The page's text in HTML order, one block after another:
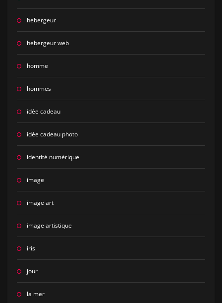
hebergeur
hebergeur web
homme
hommes
idée cadeau
idée cadeau photo
identité numérique
image
image art
image artistique
iris
jour
la mer